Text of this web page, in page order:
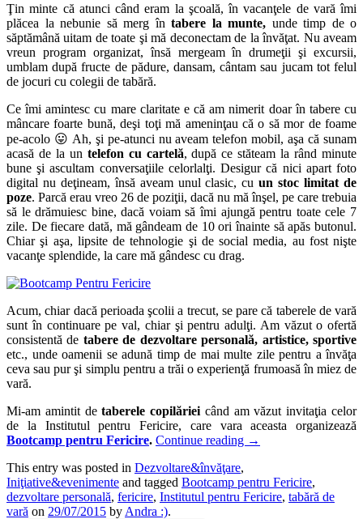
Ţin minte că atunci când eram la şcoală, în vacanţele de vară îmi
plăcea la nebunie să merg în tabere la munte, unde timp de o
săptămână uitam de toate şi mă deconectam de la învăţat. Nu aveam
vreun program organizat, însă mergeam în drumeţii şi excursii,
umblam după fructe de pădure, dansam, cântam sau jucam tot felul
de jocuri cu colegii de tabără.
Ce îmi amintesc cu mare claritate e că am nimerit doar în tabere cu
mâncare foarte bună, deşi toţi mă ameninţau că o să mor de foame
pe-acolo 😛 Ah, şi pe-atunci nu aveam telefon mobil, aşa că sunam
acasă de la un telefon cu cartelă, după ce stăteam la rând minute
bune şi ascultam conversaţiile celorlalţi. Desigur că nici apart foto
digital nu deţineam, însă aveam unul clasic, cuun stoc limitat de
poze. Parcă erau vreo 26 de poziţii, dacă nu mă înşel, pe care trebuia
să le drămuiesc bine, dacă voiam să îmi ajungă pentru toate cele 7
zile. De fiecare dată, mă gândeam de 10 ori înainte să apăs butonul.
Chiar şi aşa, lipsite de tehnologie şi de social media, au fost nişte
vacanţe splendide, la care mă gândesc cu drag.
Acum, chiar dacă perioada şcolii a trecut, se pare că taberele de vară
sunt în continuare pe val, chiar şi pentru adulţi. Am văzut o ofertă
consistentă de tabere de dezvoltare personală, artistice, sportive
etc., unde oamenii se adună timp de mai multe zile pentru a învăţa
ceva sau pur şi simplu pentru a trăi o experienţă frumoasă în miez de
vară.
Mi-am amintit detaberele copilăriei când am văzut invitaţia celor
de la Institutul pentru Fericire, care vara aceasta organizează
Bootcamp pentru Fericire. Continue reading →
This entry was posted in Dezvoltare&învăţare,
Iniţiative&evenimente and tagged Bootcamp pentru Fericire,
dezvoltare personală, fericire, Institutul pentru Fericire, tabără de
vară on 29/07/2015 by Andra :).